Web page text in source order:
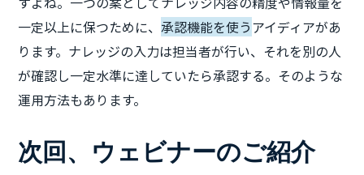
一定以上に保つために、承認機能を使うアイディアがあ
ります。ナレッジの入力は担当者が行い、それを別の人
が確認し一定水準に達していたら承認する。そのような
運用方法もあります。
次回、ウェビナーのご紹介